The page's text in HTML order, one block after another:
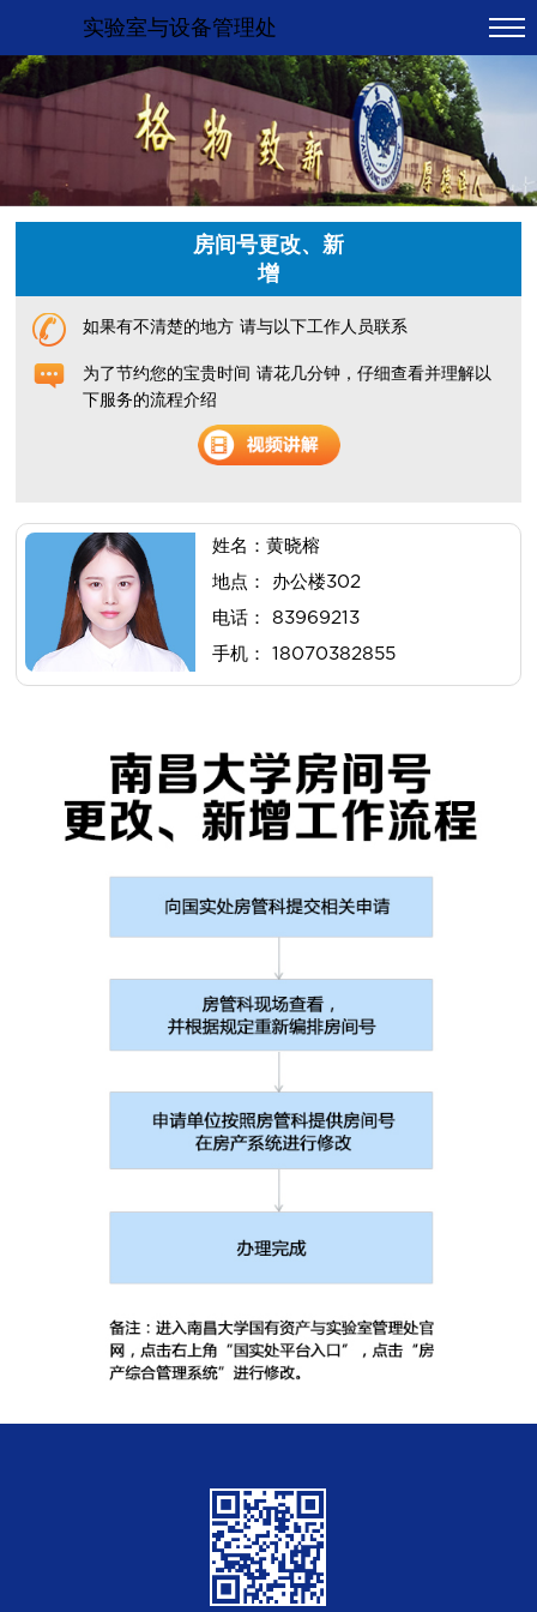
实验室与设备管理处
房间号更改、新
增
如果有不清楚的地方 请与以下工作人员联系
为了节约您的宝贵时间
请花几分钟，仔细查看并理解以
下服务的流程介绍
姓名：黄晓榕
地点： 办公楼302
电话： 83969213
手机： 18070382855